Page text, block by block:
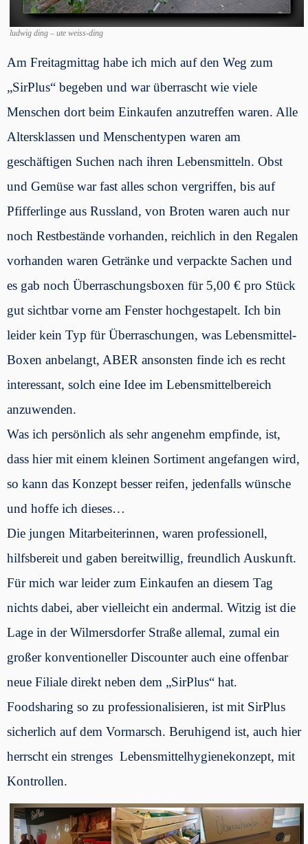
ludwig ding – ute weiss-ding
Am Freitagmittag habe ich mich auf den Weg zum
„SirPlus“ begeben und war überrascht wie viele
Menschen dort beim Einkaufen anzutreffen waren. Alle
Altersklassen und Menschentypen waren am
geschäftigen Suchen nach ihren Lebensmitteln. Obst
und Gemüse war fast alles schon vergriffen, bis auf
Pfifferlinge aus Russland, von Broten waren auch nur
noch Restbestände vorhanden, reichlich in den Regalen
vorhanden waren Getränke und verpackte Sachen und
es gab noch Überraschungsboxen für 5,00 € pro Stück
gut sichtbar vorne am Fenster hochgestapelt. Ich bin
leider kein Typ für Überraschungen, was Lebensmittel-
Boxen anbelangt, ABER ansonsten finde ich es recht
interessant, solch eine Idee im Lebensmittelbereich
anzuwenden.
Was ich persönlich als sehr angenehm empfinde, ist,
dass hier mit einem kleinen Sortiment angefangen wird,
so kann das Konzept besser reifen, jedenfalls wünsche
und hoffe ich dieses…
Die jungen Mitarbeiterinnen, waren professionell,
hilfsbereit und gaben bereitwillig, freundlich Auskunft.
Für mich war leider zum Einkaufen an diesem Tag
nichts dabei, aber vielleicht ein andermal. Witzig ist die
Lage in der Wilmersdorfer Straße allemal, zumal ein
großer konventioneller Discounter auch eine offenbar
neue Filiale direkt neben dem „SirPlus“ hat.
Foodsharing so zu professionalisieren, ist mit SirPlus
sicherlich auf dem Vormarsch. Beruhigend ist, auch hier
herrscht ein strenges Lebensmittelhygienekonzept, mit
Kontrollen.